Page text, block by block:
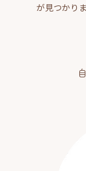
が見つかり